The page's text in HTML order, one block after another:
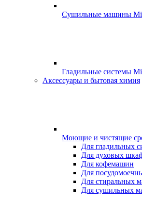
Сушильные машины
Гладильные системы
Аксессуары и бытовая химия
Моющие и чистящие
Для гладильных
Для духовых
Для кофемашин
Для
Для стиральных
Для сушильных